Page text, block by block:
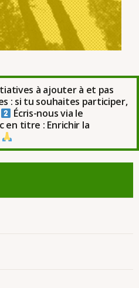
à ajouter à et pas
: si tu souhaites participer,
Écris-nous via le
en titre : Enrichir la